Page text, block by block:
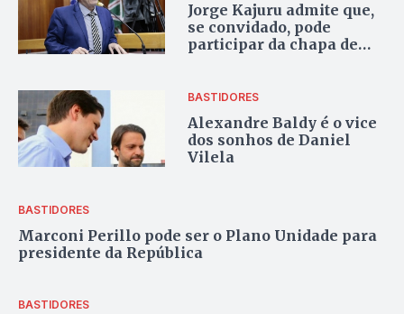
Jorge Kajuru admite que,
se convidado, pode
participar da chapa de
BASTIDORES
Alexandre Baldy é o vice
dos sonhos de Daniel
Vilela
BASTIDORES
Marconi Perillo pode ser o Plano Unidade para
presidente da República
BASTIDORES